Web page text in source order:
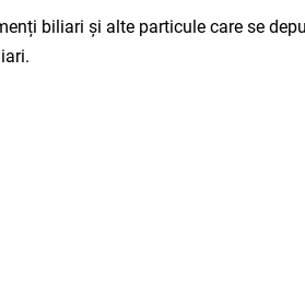
biliari și alte particule care se